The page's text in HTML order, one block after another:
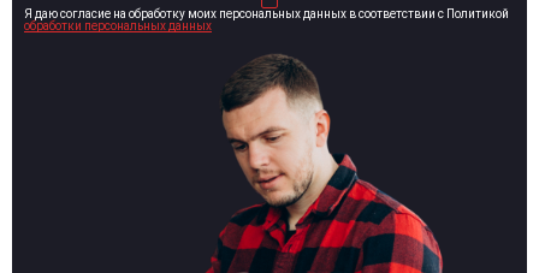
Я даю согласие на обработку моих персональных данных в соответствии с Политикой
обработки персональных данных